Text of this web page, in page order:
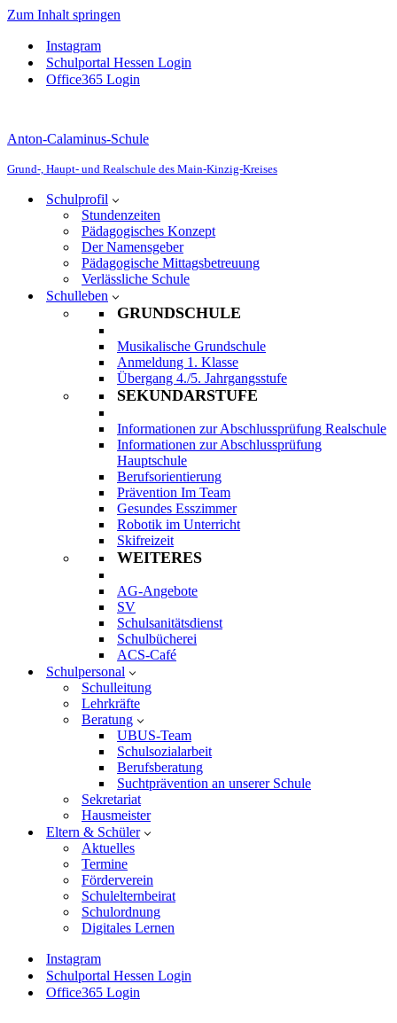
Zum Inhalt springen
Instagram
Schulportal Hessen Login
Office365 Login
Anton-Calaminus-Schule
Grund-, Haupt- und Realschule des Main-Kinzig-Kreises
Schulprofil
Stundenzeiten
Pädagogisches Konzept
Der Namensgeber
Pädagogische Mittagsbetreuung
Verlässliche Schule
Schulleben
GRUNDSCHULE
Musikalische Grundschule
Anmeldung 1. Klasse
Übergang 4./5. Jahrgangsstufe
SEKUNDARSTUFE
Informationen zur Abschlussprüfung Realschule
Informationen zur Abschlussprüfung
Hauptschule
Berufsorientierung
Prävention Im Team
Gesundes Esszimmer
Robotik im Unterricht
Skifreizeit
WEITERES
AG-Angebote
SV
Schulsanitätsdienst
Schulbücherei
ACS-Café
Schulpersonal
Schulleitung
Lehrkräfte
Beratung
UBUS-Team
Schulsozialarbeit
Berufsberatung
Suchtprävention an unserer Schule
Sekretariat
Hausmeister
Eltern & Schüler
Aktuelles
Termine
Förderverein
Schulelternbeirat
Schulordnung
Digitales Lernen
Instagram
Schulportal Hessen Login
Office365 Login